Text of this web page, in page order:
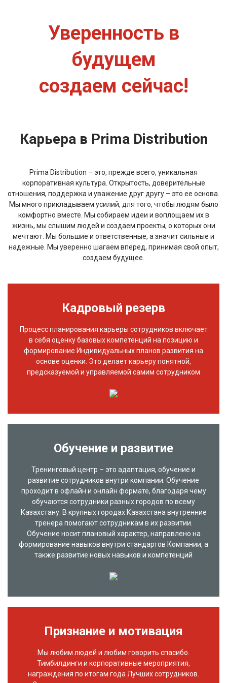
Уверенность в
будущем
создаем сейчас!
Карьера в Prima Distribution
Prima Distribution – это, прежде всего, уникальная
корпоративная культура. Открытость, доверительные
отношения, поддержка и уважение друг другу – это ее основа.
Мы много прикладываем усилий, для того, чтобы людям было
комфортно вместе. Мы собираем идеи и воплощаем их в
жизнь, мы слышим людей и создаем проекты, о которых они
мечтают. Мы большие и ответственные, а значит сильные и
надежные. Мы уверенно шагаем вперед, принимая свой опыт,
создаем будущее.
Кадровый резерв
Процесс планирования карьеры сотрудников включает
в себя оценку базовых компетенций на позицию и
формирование Индивидуальных планов развития на
основе оценки. Это делает карьеру понятной,
предсказуемой и управляемой самим сотрудником
Обучение и развитие
Тренинговый центр – это адаптация, обучение и
развитие сотрудников внутри компании. Обучение
проходит в офлайн и онлайн формате, благодаря чему
обучаются сотрудники разных городов по всему
Казахстану. В крупных городах Казахстана внутренние
тренера помогают сотрудникам в их развитии.
Обучение носит плановый характер, направлено на
формирование навыков внутри стандартов Компании, а
также развитие новых навыков и компетенций
Признание и мотивация
Мы любим людей и любим говорить спасибо.
Тимбилдинги и корпоративные мероприятия,
награждения по итогам года Лучших сотрудников.